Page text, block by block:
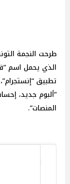
طرحت النجمة
الذي يحمل اسم
تطبيق
المنصات”.